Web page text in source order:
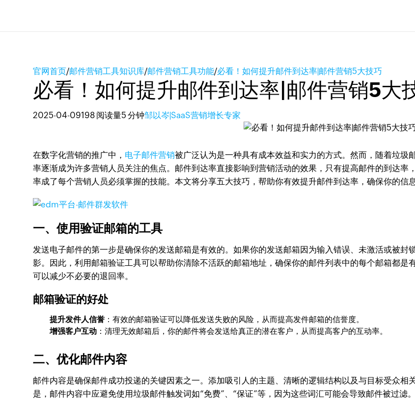
官网首页/邮件营销工具知识库/邮件营销工具功能/必看！如何提升邮件到达率|邮件营销5大技巧
必看！如何提升邮件到达率|邮件营销5大
2025-04-09198 阅读量5 分钟邹以岑|SaaS营销增长专家
在数字化营销的推广中， 电子邮件营销被广泛认为是一种具有成本效益和实力的方式。然而，随着垃
率逐渐成为许多营销人员关注的焦点。邮件到达率直接影响到营销活动的效果，只有提高邮件的到达
率成了每个营销人员必须掌握的技能。本文将分享五大技巧，帮助你有效提升邮件到达率，确保你的信
一、使用验证邮箱的工具
发送电子邮件的第一步是确保你的发送邮箱是有效的。如果你的发送邮箱因为输入错误、未激活或被
影。因此，利用邮箱验证工具可以帮助你清除不活跃的邮箱地址，确保你的邮件列表中的每个邮箱都
可以减少不必要的退回率。
邮箱验证的好处
提升发件人信誉 ：有效的邮箱验证可以降低发送失败的风险，从而提高发件邮箱的信誉度。
增强客户互动 ：清理无效邮箱后，你的邮件将会发送给真正的潜在客户，从而提高客户的互动率。
二、优化邮件内容
邮件内容是确保邮件成功投递的关键因素之一。添加吸引人的主题、清晰的逻辑结构以及与目标受众
是，邮件内容中应避免使用垃圾邮件触发词如“免费”、“保证”等，因为这些词汇可能会导致邮件被过滤。